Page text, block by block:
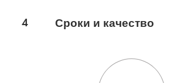
4 Сроки и качество